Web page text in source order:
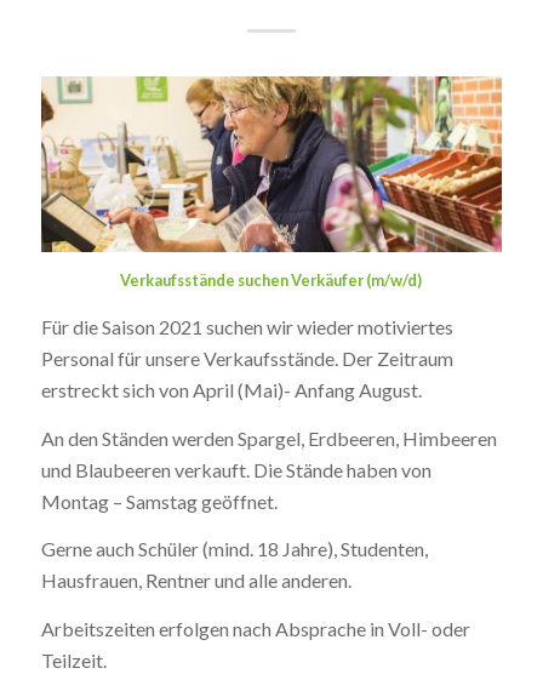
Verkaufsstände suchen Verkäufer (m/w/d)
Für die Saison 2021 suchen wir wieder motiviertes
Personal für unsere Verkaufsstände. Der Zeitraum
erstreckt sich von April (Mai)- Anfang August.
An den Ständen werden Spargel, Erdbeeren, Himbeeren
und Blaubeeren verkauft. Die Stände haben von
Montag – Samstag geöffnet.
Gerne auch Schüler (mind. 18 Jahre), Studenten,
Hausfrauen, Rentner und alle anderen.
Arbeitszeiten erfolgen nach Absprache in Voll- oder
Teilzeit.